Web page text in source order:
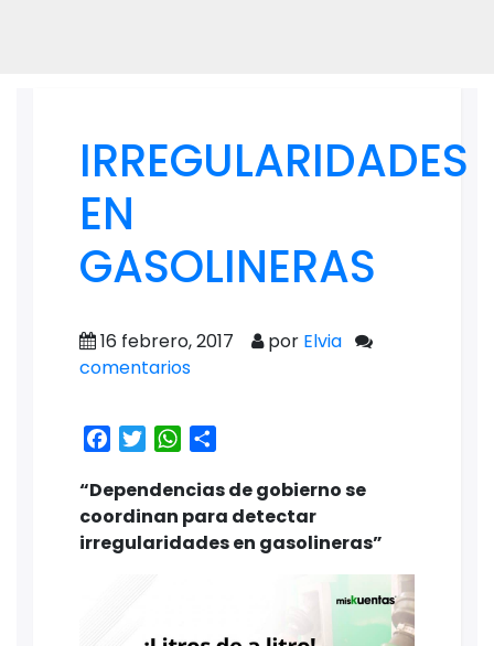
IRREGULARIDADES
EN
GASOLINERAS
16 febrero, 2017 por Elvia
comentarios
Facebook
TwitterWhatsApp
“Dependencias de gobierno se
coordinan para detectar
irregularidades en gasolineras”